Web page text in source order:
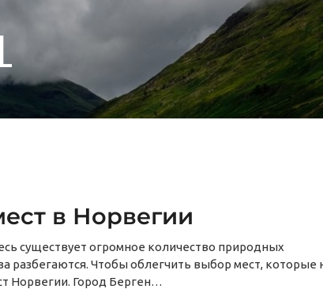
в Норвегии
существует огромное количество природных
разбегаются. Чтобы облегчить выбор мест, которые
Норвегии. Город Берген…